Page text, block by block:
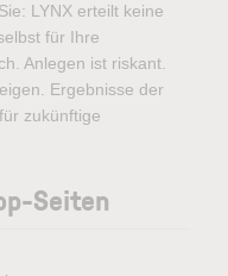
LYNX erteilt keine
für Ihre
Anlegen ist riskant.
Ergebnisse der
zukünftige
Seiten